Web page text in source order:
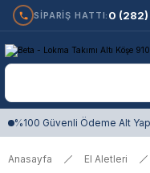
SİPARİŞ HATTI: 0
%100 Güvenli Ödeme Alt
Anasayfa El Aletleri